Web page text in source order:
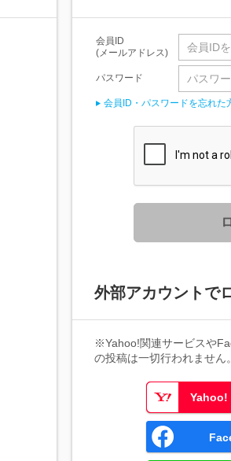
会員ID
(メールアドレス)
パスワード
会員ID・パスワードを忘れた
外部アカウントで
※Yahoo!関連サービスや
の投稿は一切行われません。
Yahoo!